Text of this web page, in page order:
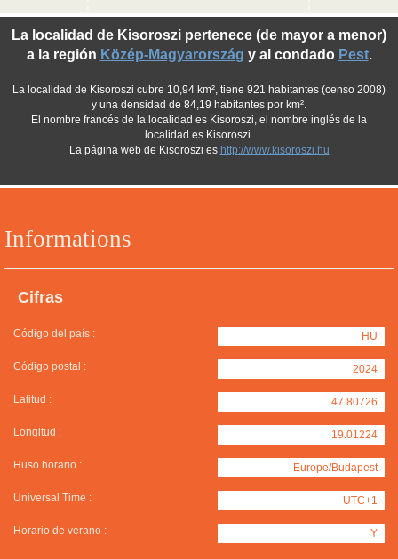
Informations
Cifras
Código del país : HU
Código postal : 2024
Latitud : 47.80726
Longitud : 19.01224
Huso horario : Europe/Budapest
Universal Time : UTC+1
Horario de verano : Y
La localidad de Kisoroszi pertenece (de mayor a menor)
a la región Közép-Magyarország y al condado Pest.
La localidad de Kisoroszi cubre 10,94 km², tiene 921 habitantes (censo 2008)
y una densidad de 84,19 habitantes por km².
El nombre francés de la localidad es Kisoroszi, el nombre inglés de la
localidad es Kisoroszi.
La página web de Kisoroszi es http://www.kisoroszi.hu